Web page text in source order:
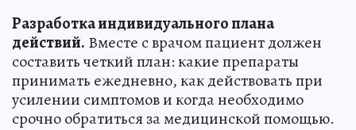
Разработка индивидуального плана
действий. Вместе с врачом пациент должен
составить четкий план: какие препараты
принимать ежедневно, как действовать при
усилении симптомов и когда необходимо
срочно обратиться за медицинской помощью.